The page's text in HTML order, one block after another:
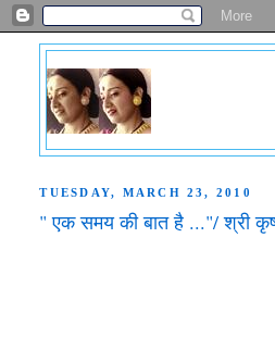
TUESDAY, MARCH 23, 2010
" एक समय की बात है ..."/ श्री